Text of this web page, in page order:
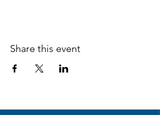
Share this event